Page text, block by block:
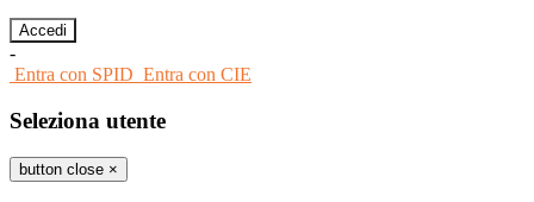
-
Entra con SPID Entra con CIE
Seleziona utente
button close ×